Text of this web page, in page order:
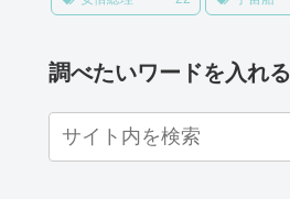
調べたいワードを入れる